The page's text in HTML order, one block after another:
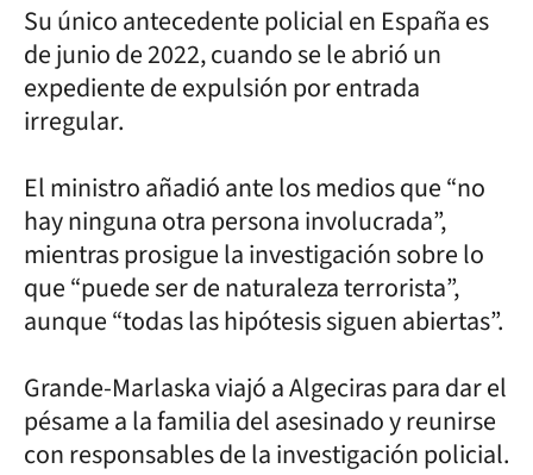
Su único antecedente policial en España es
de junio de 2022, cuando se le abrió un
expediente de expulsión por entrada
irregular.
El ministro añadió ante los medios que “no
hay ninguna otra persona involucrada”,
mientras prosigue la investigación sobre lo
que “puede ser de naturaleza terrorista”,
aunque “todas las hipótesis siguen abiertas”.
Grande-Marlaska viajó a Algeciras para dar el
pésame a la familia del asesinado y reunirse
con responsables de la investigación policial.